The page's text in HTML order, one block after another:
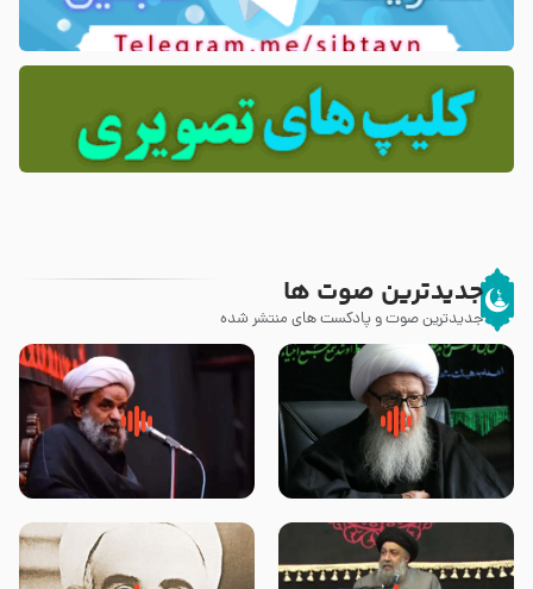
جدیدترین صوت ها
جدیدترین صوت و پادکست های منتشر شده
زوّار اربعین امام حسین (علیه
السلام) با این اشتیاق به زیارت
روضه جانسوز پاره های جگر امام
حسن مجتبی علیه السلام-حجت